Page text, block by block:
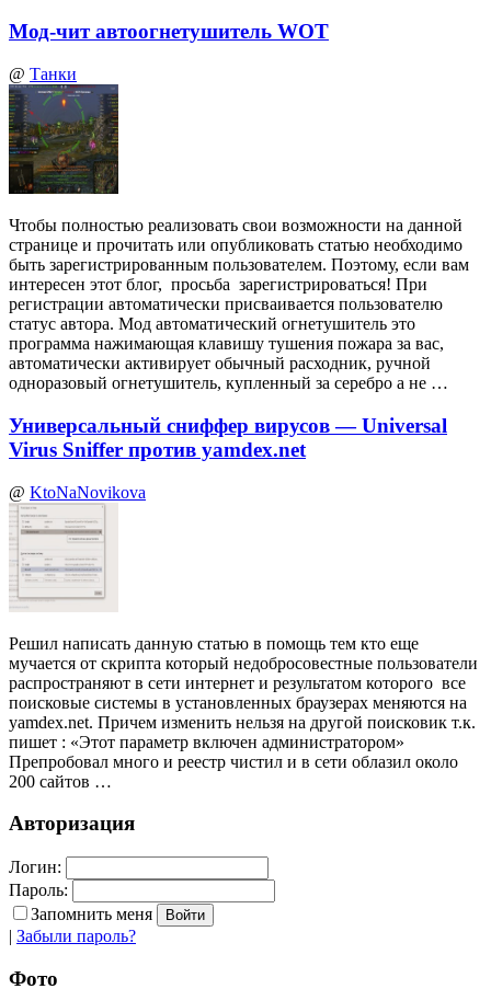
Мод-чит автоогнетушитель WOT
@ Танки
Чтобы полностью реализовать свои возможности на данной
странице и прочитать или опубликовать статью необходимо
быть зарегистрированным пользователем. Поэтому, если вам
интересен этот блог, просьба зарегистрироваться! При
регистрации автоматически присваивается пользователю
статус автора. Мод автоматический огнетушитель это
программа нажимающая клавишу тушения пожара за вас,
автоматически активирует обычный расходник, ручной
одноразовый огнетушитель, купленный за серебро а не …
Универсальный сниффер вирусов — Universal
Virus Sniffer против yamdex.net
@ KtoNaNovikova
Решил написать данную статью в помощь тем кто еще
мучается от скрипта который недобросовестные пользователи
распространяют в сети интернет и результатом которого все
поисковые системы в установленных браузерах меняются на
yamdex.net. Причем изменить нельзя на другой поисковик т.к.
пишет : «Этот параметр включен администратором»
Препробовал много и реестр чистил и в сети облазил около
200 сайтов …
Авторизация
Логин:
Пароль:
Запомнить меня
| Забыли пароль?
Фото